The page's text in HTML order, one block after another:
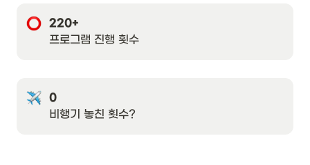
220+
프로그램 진행 횟수
비행기 놓친 횟수?